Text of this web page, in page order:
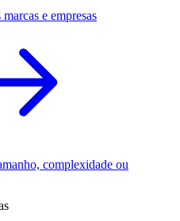
e empresas
complexidade ou